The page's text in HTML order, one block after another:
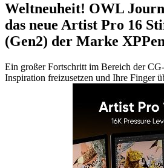
Weltneuheit! OWL
das neue Artist Pro 16
(Gen2) der Marke XPPen
Ein großer Fortschritt im Bereich der
Inspiration freizusetzen und Ihre Finger